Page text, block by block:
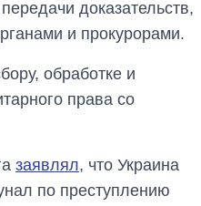
доказательств,
и прокурорами.
обработке и
права со
заявлял, что Украина
по преступлению